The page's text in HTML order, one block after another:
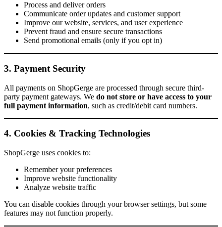
Process and deliver orders
Communicate order updates and customer support
Improve our website, services, and user experience
Prevent fraud and ensure secure transactions
Send promotional emails (only if you opt in)
3. Payment Security
All payments on ShopGerge are processed through secure third-
party payment gateways. We do not store or have access to your
full payment information, such as credit/debit card numbers.
4. Cookies & Tracking Technologies
ShopGerge uses cookies to:
Remember your preferences
Improve website functionality
Analyze website traffic
You can disable cookies through your browser settings, but some
features may not function properly.